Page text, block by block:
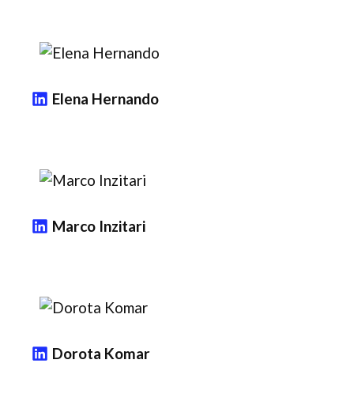
Elena Hernando
Marco Inzitari
Dorota Komar